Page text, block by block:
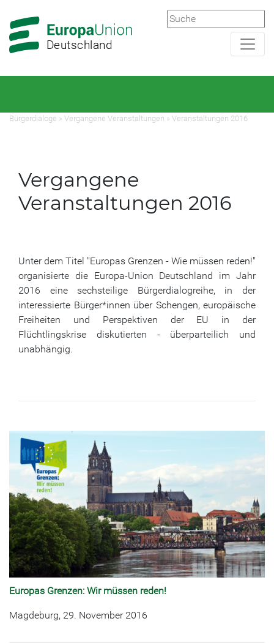
Hauptnavigation
Hauptbereich
Deutschland
Bürgerdialoge » Vergangene Veranstaltungen » Veranstaltungen 2016
Vergangene
Veranstaltungen 2016
Unter dem Titel "Europas Grenzen - Wie müssen reden!"
organisierte die Europa-Union Deutschland im Jahr
2016 eine sechsteilige Bürgerdialogreihe, in der
interessierte Bürger*innen über Schengen, europäische
Freiheiten und Perspektiven der EU in der
Flüchtlingskrise diskutierten - überparteilich und
unabhängig.
Europas Grenzen: Wir müssen reden!
Magdeburg, 29. November 2016